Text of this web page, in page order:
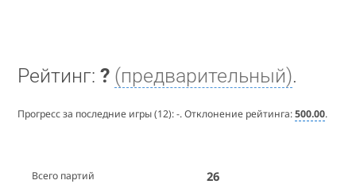
Рейтинг: ? (предварительный).
Прогресс за последние игры (12):-. Отклонение рейтинга:500.00.
Всего партий 26